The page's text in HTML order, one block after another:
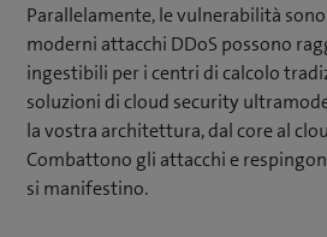
Parallelamente, le vulnerabilità
moderni attacchi DDoS possono
ingestibili per i centri di calcolo
soluzioni di cloud security
la vostra architettura, dal core al
Combattono gli attacchi e
si manifestino.